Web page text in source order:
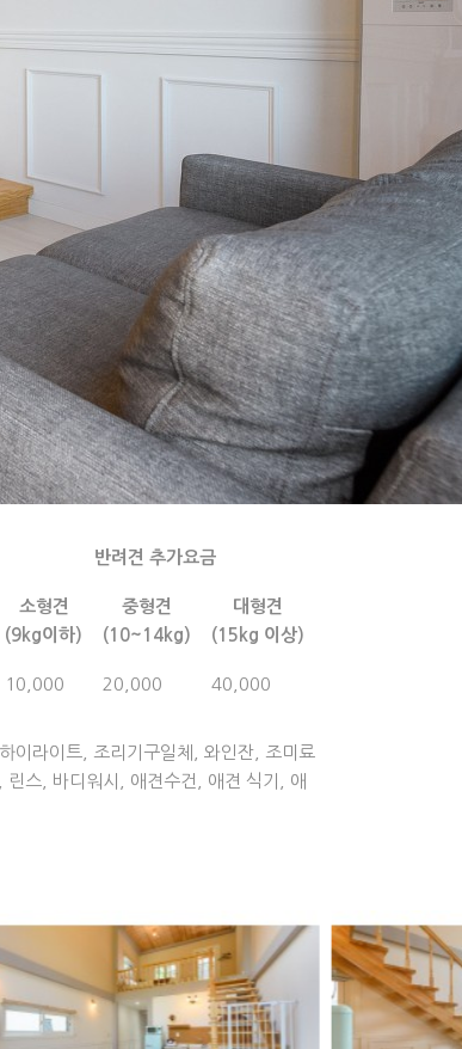
반려견 추가요금
소형견
(9kg이하)
중형견
(10~14kg)
대형견
(15kg 이상)
10,000 20,000 40,000
이라이트, 조리기구일체, 와인잔, 조미료
스, 바디워시, 애견수건, 애견 식기, 애